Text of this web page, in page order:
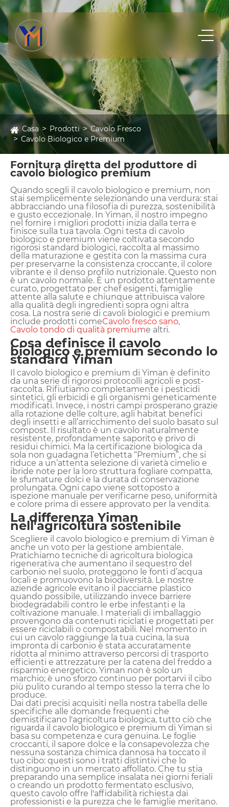
Casa Prodotti
Cavolo Fresco
Cavolo Biologico e Premium
Fornitura diretta del produttore di
cavolo biologico premium
Quando scegli il cavolo biologico e premium, non
stai semplicemente selezionando una verdura: stai
abbracciando una filosofia di purezza, sostenibilità
e gusto eccezionale. In Yiman, il nostro impegno
nel fornire i migliori prodotti inizia dalla terra e
finisce sulla tua tavola. Ogni testa di cavolo
biologico e premium viene coltivata secondo
rigorosi standard biologici, raccolta al massimo
della maturazione e gestita con la massima cura
per preservarne la consistenza croccante, il colore
vibrante e il denso profilo nutrizionale. Questo non
è un cavolo normale. È un prodotto attentamente
curato, progettato per chef esigenti, famiglie
attente alla salute e chiunque attribuisca valore
alla qualità degli ingredienti sopra ogni altra
cosa. La nostra serie di cavoli biologici e premium
include prodotti comeCavolo fresco sano,
Cavolo tondo di qualità premiume altri.
Cosa definisce il cavolo
biologico e premium secondo lo
standard Yiman
Il cavolo biologico e premium di Yiman è definito
da una serie di rigorosi protocolli agricoli e post-
raccolta. Rifiutiamo completamente i pesticidi
sintetici, gli erbicidi e gli organismi geneticamente
modificati. Invece, i nostri campi prosperano grazie
alla rotazione delle colture, agli habitat benefici
degli insetti e all’arricchimento del suolo basato sul
compost. Il risultato è un cavolo naturalmente
resistente, profondamente saporito e privo di
residui chimici. Ma la certificazione biologica da
sola non guadagna l’etichetta “Premium”, che si
riduce a un’attenta selezione di varietà cimelio e
ibride note per la loro struttura fogliare compatta,
le sfumature dolci e la durata di conservazione
prolungata. Ogni capo viene sottoposto a
ispezione manuale per verificarne peso, uniformità
e colore prima di essere approvato per la vendita.
La differenza Yiman
nell'agricoltura sostenibile
Scegliere il cavolo biologico e premium di Yiman è
anche un voto per la gestione ambientale.
Pratichiamo tecniche di agricoltura biologica
rigenerativa che aumentano il sequestro del
carbonio nel suolo, proteggono le fonti d’acqua
locali e promuovono la biodiversità. Le nostre
aziende agricole evitano il pacciame plastico
quando possibile, utilizzando invece barriere
biodegradabili contro le erbe infestanti e la
coltivazione manuale. I materiali di imballaggio
provengono da contenuti riciclati e progettati per
essere riciclabili o compostabili. Nel momento in
cui un cavolo raggiunge la tua cucina, la sua
impronta di carbonio è stata accuratamente
ridotta al minimo attraverso percorsi di trasporto
efficienti e attrezzature per la catena del freddo a
risparmio energetico. Yiman non è solo un
marchio; è uno sforzo continuo per portarvi il cibo
più pulito curando al tempo stesso la terra che lo
produce.
Dai dati precisi acquisiti nella nostra tabella delle
specifiche alle domande frequenti che
demistificano l'agricoltura biologica, tutto ciò che
riguarda il cavolo biologico e premium di Yiman si
basa su competenza e cura genuina. Le foglie
croccanti, il sapore dolce e la consapevolezza che
nessuna sostanza chimica dannosa ha toccato il
tuo cibo: questi sono i tratti distintivi che lo
distinguono in un mercato affollato. Che tu stia
preparando una semplice insalata nei giorni feriali
o creando un prodotto fermentato esclusivo,
questo cavolo offre l'affidabilità richiesta dai
professionisti e la purezza che le famiglie meritano.